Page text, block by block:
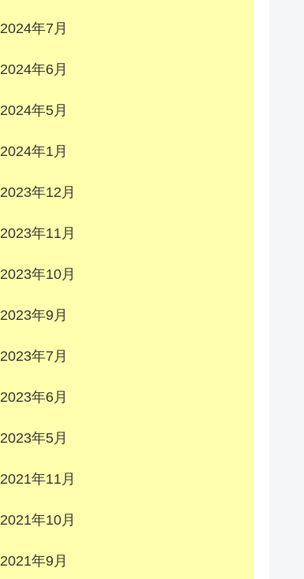
2024年7月
2024年6月
2024年5月
2024年1月
2023年12月
2023年11月
2023年10月
2023年9月
2023年7月
2023年6月
2023年5月
2021年11月
2021年10月
2021年9月